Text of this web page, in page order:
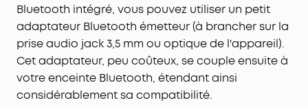
Bluetooth intégré, vous pouvez utiliser un petit
adaptateur Bluetooth émetteur (à brancher sur la
prise audio jack 3,5 mm ou optique de l'appareil).
Cet adaptateur, peu coûteux, se couple ensuite à
votre enceinte Bluetooth, étendant ainsi
considérablement sa compatibilité.